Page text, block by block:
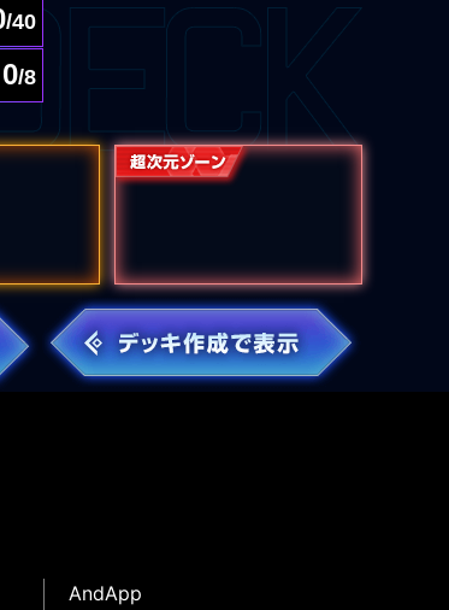
/40
0/8
AndApp